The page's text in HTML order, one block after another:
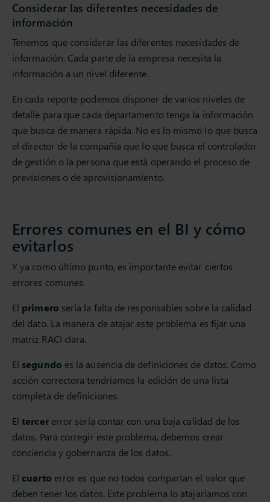
Considerar las diferentes necesidades de
información
Tenemos que considerar las diferentes necesidades de
información. Cada parte de la empresa necesita la
información a un nivel diferente.
En cada reporte podemos disponer de varios niveles de
detalle para que cada departamento tenga la información
que busca de manera rápida. No es lo mismo lo que busca
el director de la compañía que lo que busca el controlador
de gestión o la persona que está operando el proceso de
previsiones o de aprovisionamiento.
Errores comunes en el BI y cómo
evitarlos
Y ya como último punto, es importante evitar ciertos
errores comunes.
El primero sería la falta de responsables sobre la calidad
del dato. La manera de atajar este problema es fijar una
matriz RACI clara.
Elsegundo es la ausencia de definiciones de datos. Como
acción correctora tendríamos la edición de una lista
completa de definiciones.
Eltercererror sería contar con una baja calidad de los
datos. Para corregir este problema, debemos crear
conciencia y gobernanza de los datos.
Elcuarto error es que no todos compartan el valor que
deben tener los datos. Este problema lo atajaríamos con